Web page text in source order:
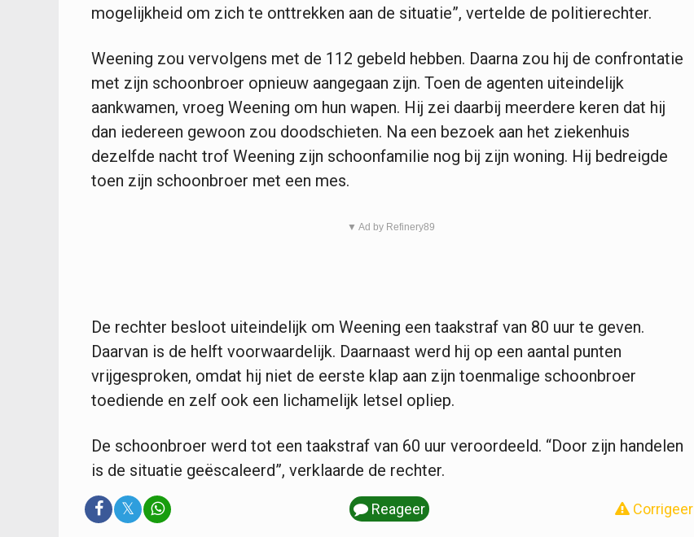
mogelijkheid om zich te onttrekken aan de situatie”, vertelde de politierechter.
Weening zou vervolgens met de 112 gebeld hebben. Daarna zou hij de confrontatie
met zijn schoonbroer opnieuw aangegaan zijn. Toen de agenten uiteindelijk
aankwamen, vroeg Weening om hun wapen. Hij zei daarbij meerdere keren dat hij
dan iedereen gewoon zou doodschieten. Na een bezoek aan het ziekenhuis
dezelfde nacht trof Weening zijn schoonfamilie nog bij zijn woning. Hij bedreigde
toen zijn schoonbroer met een mes.
▼ Ad by Refinery89
De rechter besloot uiteindelijk om Weening een taakstraf van 80 uur te geven.
Daarvan is de helft voorwaardelijk. Daarnaast werd hij op een aantal punten
vrijgesproken, omdat hij niet de eerste klap aan zijn toenmalige schoonbroer
toediende en zelf ook een lichamelijk letsel opliep.
De schoonbroer werd tot een taakstraf van 60 uur veroordeeld. “Door zijn handelen
is de situatie geëscaleerd”, verklaarde de rechter.
𝕏 Reageer Corrigeer